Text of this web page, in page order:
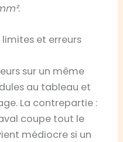
.
et erreurs
sur un même
au tableau et
La contrepartie :
coupe tout le
médiocre si un